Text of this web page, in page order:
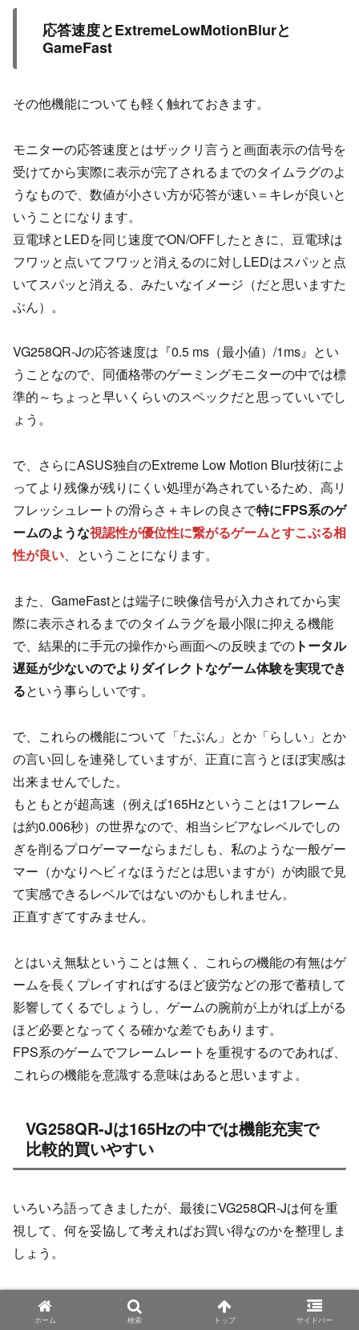
応答速度とExtremeLowMotionBlurと
GameFast
その他機能についても軽く触れておきます。
モニターの応答速度とはザックリ言うと画面表示の信号を
受けてから実際に表示が完了されるまでのタイムラグのよ
うなもので、数値が小さい方が応答が速い＝キレが良いと
いうことになります。
豆電球とLEDを同じ速度でON/OFFしたときに、豆電球は
フワッと点いてフワッと消えるのに対しLEDはスパッと点
いてスパッと消える、みたいなイメージ（だと思いますた
ぶん）。
VG258QR-Jの応答速度は『0.5 ms（最小値）/1ms』とい
うことなので、同価格帯のゲーミングモニターの中では標
準的～ちょっと早いくらいのスペックだと思っていいでし
ょう。
で、さらにASUS独自のExtreme Low Motion Blur技術によ
ってより残像が残りにくい処理が為されているため、高リ
フレッシュレートの滑らさ＋キレの良さで特にFPS系のゲ
ームのような視認性が優位性に繋がるゲームとすこぶる相
性が良い、ということになります。
また、GameFastとは端子に映像信号が入力されてから実
際に表示されるまでのタイムラグを最小限に抑える機能
で、結果的に手元の操作から画面への反映までの トータル
遅延が少ないのでよりダイレクトなゲーム体験を実現でき
るという事らしいです。
で、これらの機能について「たぶん」とか「らしい」とか
の言い回しを連発していますが、正直に言うとほぼ実感は
出来ませんでした。
もともとが超高速（例えば165Hzということは1フレーム
は約0.006秒）の世界なので、相当シビアなレベルでしの
ぎを削るプロゲーマーならまだしも、私のような一般ゲー
マー（かなりヘビィなほうだとは思いますが）が肉眼で見
て実感できるレベルではないのかもしれません。
正直すぎてすみません。
とはいえ無駄ということは無く、これらの機能の有無はゲ
ームを長くプレイすればするほど疲労などの形で蓄積して
影響してくるでしょうし、ゲームの腕前が上がれば上がる
ほど必要となってくる確かな差でもあります。
FPS系のゲームでフレームレートを重視するのであれば、
これらの機能を意識する意味はあると思いますよ。
VG258QR-Jは165Hzの中では機能充実で
比較的買いやすい
いろいろ語ってきましたが、最後にVG258QR-Jは何を重
視して、何を妥協して考えればお買い得なのかを整理しま
しょう。
高リフレッシュレートのゲーミングモニターで言えば概ね
『144Hz』『165Hz』『240Hz』あたりが主なスペックの
ホーム 検索 トップ サイドバー